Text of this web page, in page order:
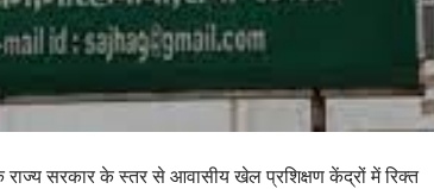
सरकार के स्तर से आवासीय खेल प्रशिक्षण केंद्रों में रिक्त